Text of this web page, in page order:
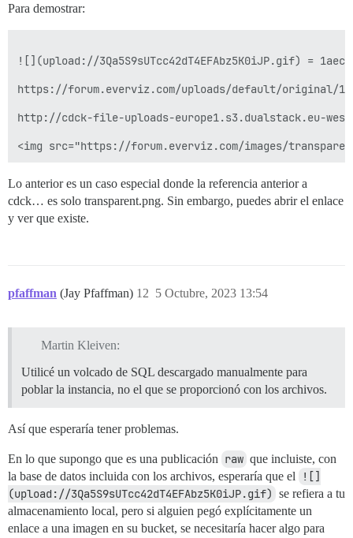
Para demostrar:
![](upload://3Qa5S9sUTcc42dT4EFAbz5K0iJP.gif) =
https://forum.everviz.com/uploads/default/original/1X/
http://cdck-file-uploads-europe1.s3.dualstack.eu-west-
Lo anterior es un caso especial donde la referencia anterior a
cdck… es solo transparent.png. Sin embargo, puedes abrir el enlace
y ver que existe.
pfaffman (Jay Pfaffman) 5 Octubre, 2023 13:54
12
Martin Kleiven:
Utilicé un volcado de SQL descargado manualmente para
poblar la instancia, no el que se proporcionó con los archivos.
Así que esperaría tener problemas.
En lo que supongo que es una publicación raw que incluiste, con
la base de datos incluida con los archivos, esperaría que el
![]
(upload://3Qa5S9sUTcc42dT4EFAbz5K0iJP.gif) se refiera a tu
almacenamiento local, pero si alguien pegó explícitamente un
enlace a una imagen en su bucket, se necesitaría hacer algo para